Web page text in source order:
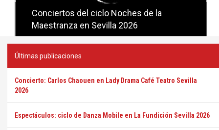
Conciertos del ciclo Noches de la
Maestranza en Sevilla 2026
Conciertos del ciclo Candlelight en
Sevilla
Últimas publicaciones
Concierto: Carlos Chaouen en Lady Drama Café Teatro Sevilla
2026
Espectáculos: ciclo de Danza Mobile en La Fundición Sevilla 2026